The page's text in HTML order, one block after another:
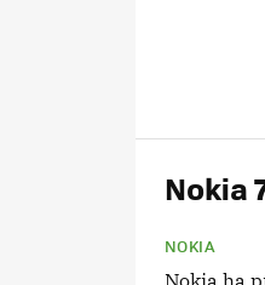
Nokia
NOKIA
Nokia ha